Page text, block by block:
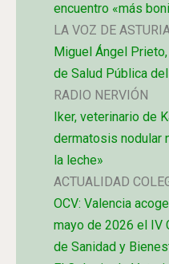
encuentro «más
LA VOZ DE
Miguel Ángel
de Salud Pública
RADIO NERVIÓN
Iker, veterinario de
dermatosis nodular
la leche»
ACTUALIDAD
OCV: Valencia
mayo de 2026 el IV
de Sanidad y